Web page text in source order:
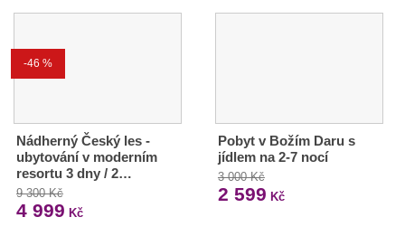
-46 %
Nádherný Český les -
ubytování v moderním
resortu 3 dny / 2…
9 300 Kč
4 999 Kč
Pobyt v Božím Daru s
jídlem na 2-7 nocí
3 000 Kč
2 599 Kč